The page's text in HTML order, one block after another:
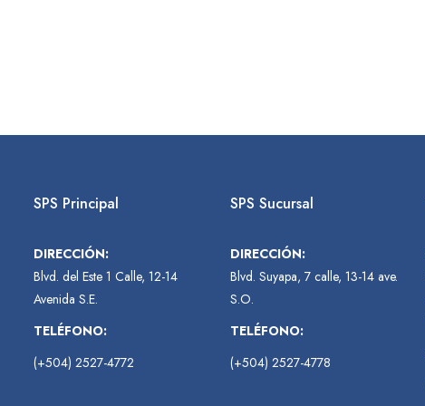
SPS Principal
DIRECCIÓN:
Blvd. del Este 1 Calle, 12-14
Avenida S.E.
TELÉFONO:
(+504) 2527-4772
SPS Sucursal
DIRECCIÓN:
Blvd. Suyapa, 7 calle, 13-14 ave.
S.O.
TELÉFONO:
(+504) 2527-4778